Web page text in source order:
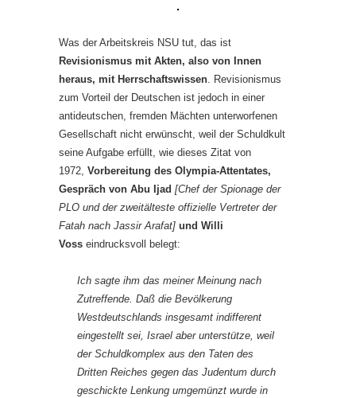
.
Was der Arbeitskreis NSU tut, das ist
Revisionismus mit Akten, also von Innen
heraus, mit Herrschaftswissen. Revisionismus
zum Vorteil der Deutschen ist jedoch in einer
antideutschen, fremden Mächten unterworfenen
Gesellschaft nicht erwünscht, weil der Schuldkult
seine Aufgabe erfüllt, wie dieses Zitat von
1972, Vorbereitung des Olympia-Attentates,
Gespräch von Abu Ijad [Chef der Spionage der
PLO und der zweitälteste offizielle Vertreter der
Fatah nach Jassir Arafat] und Willi
Voss eindrucksvoll belegt:
Ich sagte ihm das meiner Meinung nach
Zutreffende. Daß die Bevölkerung
Westdeutschlands insgesamt indifferent
eingestellt sei, Israel aber unterstütze, weil
der Schuldkomplex aus den Taten des
Dritten Reiches gegen das Judentum durch
geschickte Lenkung umgemünzt wurde in